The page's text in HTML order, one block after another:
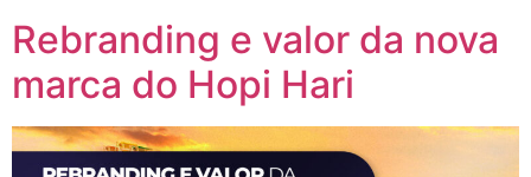
Rebranding e valor da nova
marca do Hopi Hari